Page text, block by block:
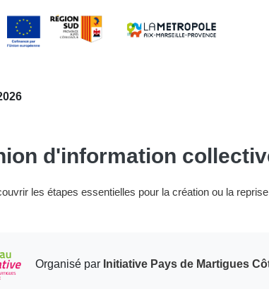
d'information
les étapes essentielles pour la création ou la
Organisé parInitiative Pays de Martigues